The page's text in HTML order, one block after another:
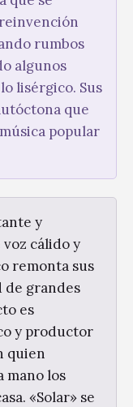
rumbos
algunos
lisérgico. Sus
que
popular
y
cálido y
remonta sus
de grandes
es
y productor
quien
mano los
«Solar» se